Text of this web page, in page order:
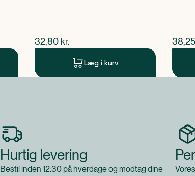
$nuværende pris
32,80 kr.
Læg i kurv
$
38,25
Hurtig levering
Bestil inden 12:30 på hverdage og modtag dine